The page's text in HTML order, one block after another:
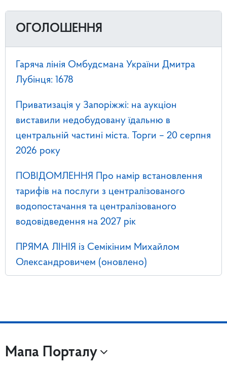
ОГОЛОШЕННЯ
Гаряча лінія Омбудсмана України Дмитра
Лубінця: 1678
Приватизація у Запоріжжі: на аукціон
виставили недобудовану їдальню в
центральній частині міста. Торги – 20 серпня
2026 року
ПОВІДОМЛЕННЯ Про намір встановлення
тарифів на послуги з централізованого
водопостачання та централізованого
водовідведення на 2027 рік
ПРЯМА ЛІНІЯ із Семікіним Михайлом
Олександровичем (оновлено)
Мапа Порталу